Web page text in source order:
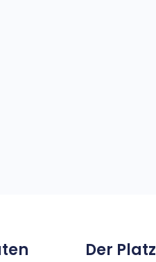
Der Platz